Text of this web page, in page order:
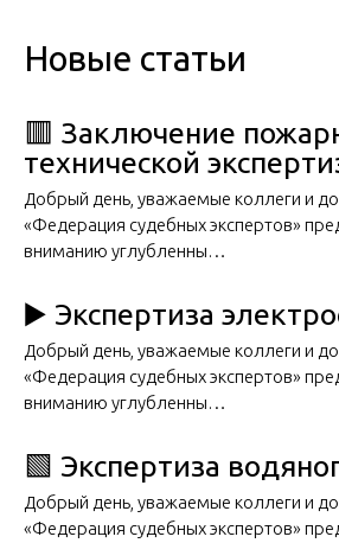
Новые статьи
🟥 Заключение
технической
Добрый день, уважаемые коллеги и
«Федерация судебных экспертов»
вниманию углубленны…
▶️ Экспертиза
Добрый день, уважаемые коллеги и
«Федерация судебных экспертов»
вниманию углубленны…
🟩 Экспертиза
Добрый день, уважаемые коллеги и
«Федерация судебных экспертов»